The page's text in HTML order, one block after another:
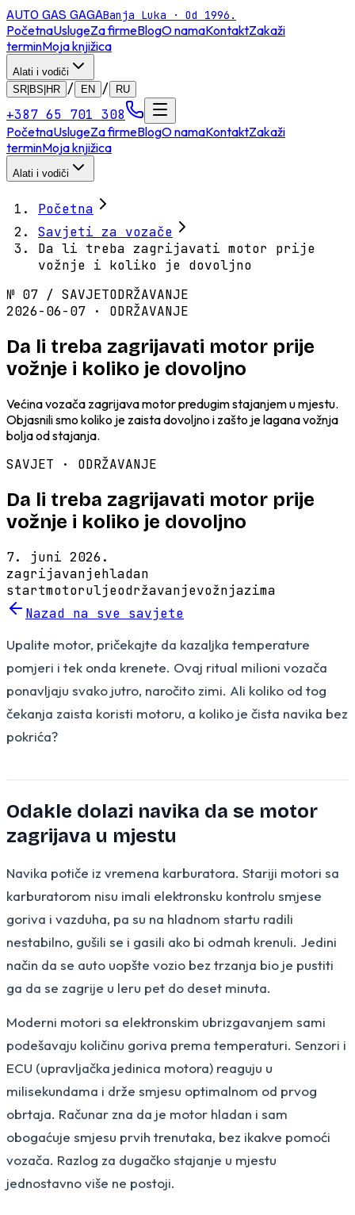
AUTO GAS GAGABanja Luka · Od 1996.
PočetnaUslugeZa firmeBlogO namaKontaktZakaži
terminMoja knjižica
Alati i vodiči
SR|BS|HR
/ EN / RU
+387 65 701 308
PočetnaUslugeZa firmeBlogO namaKontaktZakaži
terminMoja knjižica
Alati i vodiči
Početna
Savjeti za vozače
Da li treba zagrijavati motor prije
vožnje i koliko je dovoljno
№ 07 / SAVJETODRŽAVANJE
2026-06-07 · ODRŽAVANJE
Da li treba zagrijavati motor prije
vožnje i koliko je dovoljno
Većina vozača zagrijava motor predugim stajanjem u mjestu.
Objasnili smo koliko je zaista dovoljno i zašto je lagana vožnja
bolja od stajanja.
SAVJET · ODRŽAVANJE
Da li treba zagrijavati motor prije
vožnje i koliko je dovoljno
7. juni 2026.
zagrijavanjehladan
startmotoruljeodržavanjevožnjazima
Nazad na sve savjete
Upalite motor, pričekajte da kazaljka temperature
pomjeri i tek onda krenete. Ovaj ritual milioni vozača
ponavljaju svako jutro, naročito zimi. Ali koliko od tog
čekanja zaista koristi motoru, a koliko je čista navika bez
pokrića?
Odakle dolazi navika da se motor
zagrijava u mjestu
Navika potiče iz vremena karburatora. Stariji motori sa
karburatorom nisu imali elektronsku kontrolu smjese
goriva i vazduha, pa su na hladnom startu radili
nestabilno, gušili se i gasili ako bi odmah krenuli. Jedini
način da se auto uopšte vozio bez trzanja bio je pustiti
ga da se zagrije u leru pet do deset minuta.
Moderni motori sa elektronskim ubrizgavanjem sami
podešavaju količinu goriva prema temperaturi. Senzori i
ECU (upravljačka jedinica motora) reaguju u
milisekundama i drže smjesu optimalnom od prvog
obrtaja. Računar zna da je motor hladan i sam
obogaćuje smjesu prvih trenutaka, bez ikakve pomoći
vozača. Razlog za dugačko stajanje u mjestu
jednostavno više ne postoji.